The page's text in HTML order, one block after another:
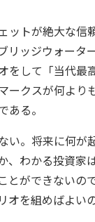
ットが絶大な信
リッジウォータ
をして「当代最
ークスが何より
ある。
い。将来に何が
、わかる投資家
とができないの
オを組めばよい